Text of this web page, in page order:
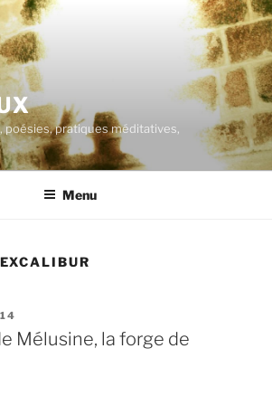
poésies, pratiques méditatives,
Menu
EXCALIBUR
Mélusine, la forge de